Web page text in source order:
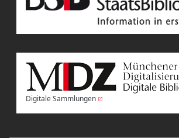
Digitale Sammlungen